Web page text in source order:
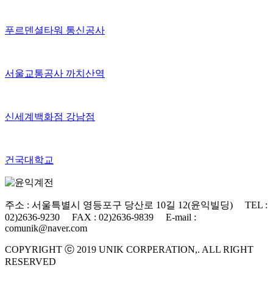
푸르덴셜타워 통신공사
서울교통공사 까치산역
신세계백화점 강남점
건국대학교
주소 : 서울특별시 영등포구 당산로 10길 12(윤익빌딩) TEL :
02)2636-9230 FAX : 02)2636-9839 E-mail :
comunik@naver.com
COPYRIGHT ⓒ 2019 UNIK CORPERATION,. ALL RIGHT
RESERVED